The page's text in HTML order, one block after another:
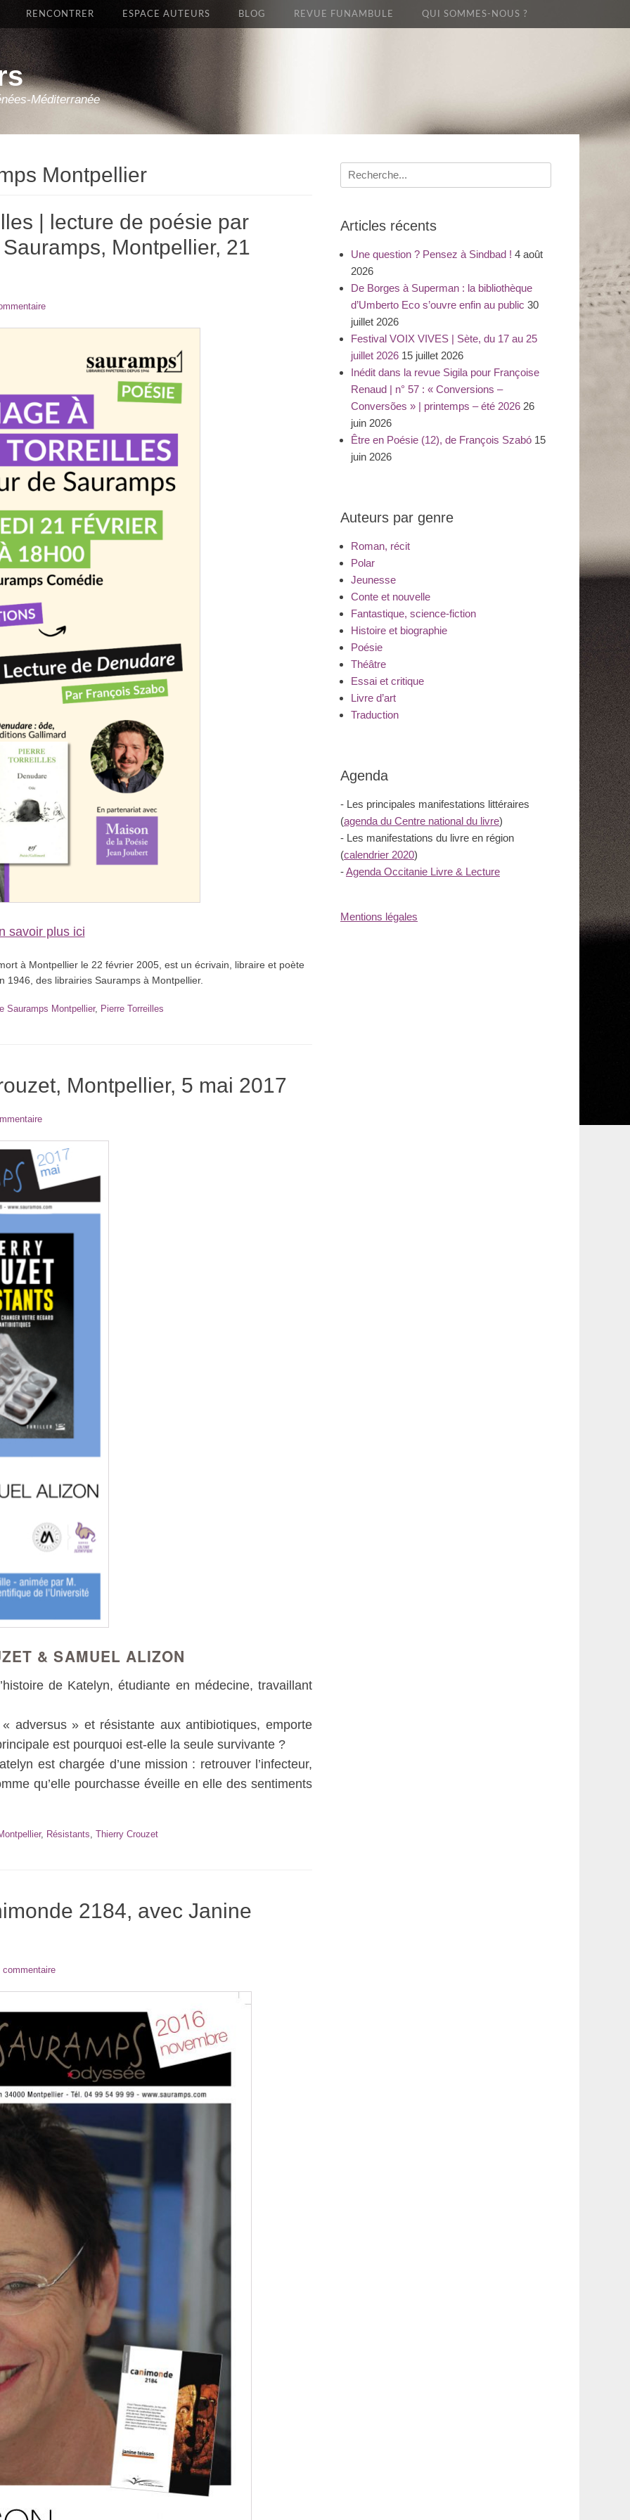
Méditerranée
RENCONTRER ESPACE AUTEURS BLOG REVUE FUNAMBULE QUI SOMMES-NOUS ?
Montpellier
| lecture de poésie par
Montpellier, 21
savoir plus ici
à Montpellier le 22 février 2005, est un écrivain, libraire et poète
1946, des librairies Sauramps à Montpellier.
Sauramps Montpellier, Pierre Torreilles
Montpellier, 5 mai 2017
& SAMUEL ALIZON
de Katelyn, étudiante en médecine, travaillant
adversus » et résistante aux antibiotiques, emporte
est pourquoi est-elle la seule survivante ?
est chargée d’une mission : retrouver l’infecteur,
qu’elle pourchasse éveille en elle des sentiments
, Résistants, Thierry Crouzet
2184, avec Janine
commentaire
Recherche
pour
Articles récents
Une question ? Pensez à Sindbad ! 4 août
2026
De Borges à Superman : la bibliothèque
d’Umberto Eco s’ouvre enfin au public 30
juillet 2026
Festival VOIX VIVES | Sète, du 17 au 25
juillet 2026 15 juillet 2026
Inédit dans la revue Sigila pour Françoise
Renaud | n° 57 : « Conversions –
Conversões » | printemps – été 2026 26
juin 2026
Être en Poésie (12), de François Szabó 15
juin 2026
Auteurs par genre
Roman, récit
Polar
Jeunesse
Conte et nouvelle
Fantastique, science-fiction
Histoire et biographie
Poésie
Théâtre
Essai et critique
Livre d’art
Traduction
Agenda
- Les principales manifestations littéraires
(agenda du Centre national du livre)
- Les manifestations du livre en région
(calendrier 2020)
-Agenda Occitanie Livre & Lecture
Mentions légales